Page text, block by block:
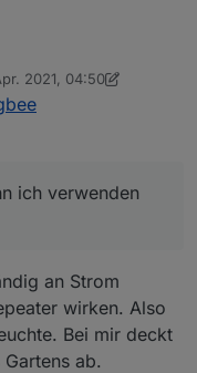
Sensoren
ca. 20 m.
kann ich verwenden
hier keine Hilfe ist.
mit ioBroker zu
2021, 04:50
klassisch4. Apr. 2021,
ich verwenden
an Strom
wirken. Also
Bei mir deckt
ab.